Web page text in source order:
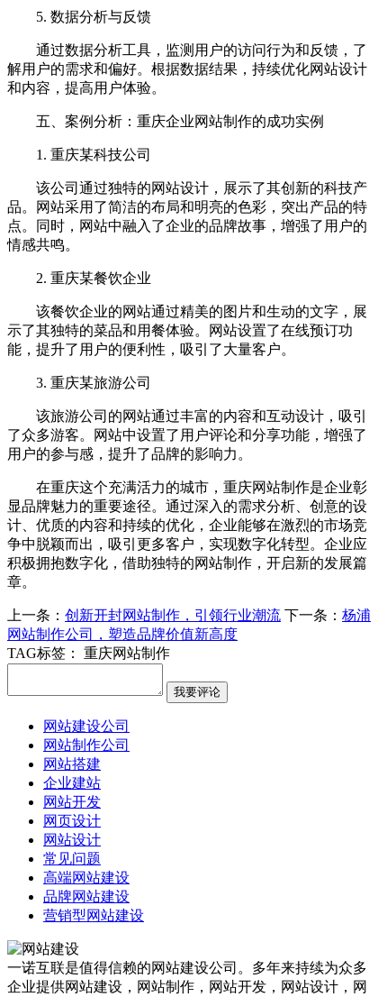
5. 数据分析与反馈
通过数据分析工具，监测用户的访问行为和反馈，了
解用户的需求和偏好。根据数据结果，持续优化网站设计
和内容，提高用户体验。
五、案例分析：重庆企业网站制作的成功实例
1. 重庆某科技公司
该公司通过独特的网站设计，展示了其创新的科技产
品。网站采用了简洁的布局和明亮的色彩，突出产品的特
点。同时，网站中融入了企业的品牌故事，增强了用户的
情感共鸣。
2. 重庆某餐饮企业
该餐饮企业的网站通过精美的图片和生动的文字，展
示了其独特的菜品和用餐体验。网站设置了在线预订功
能，提升了用户的便利性，吸引了大量客户。
3. 重庆某旅游公司
该旅游公司的网站通过丰富的内容和互动设计，吸引
了众多游客。网站中设置了用户评论和分享功能，增强了
用户的参与感，提升了品牌的影响力。
在重庆这个充满活力的城市，重庆网站制作是企业彰
显品牌魅力的重要途径。通过深入的需求分析、创意的设
计、优质的内容和持续的优化，企业能够在激烈的市场竞
争中脱颖而出，吸引更多客户，实现数字化转型。企业应
积极拥抱数字化，借助独特的网站制作，开启新的发展篇
章。
上一条： 创新开封网站制作，引领行业潮流 下一条： 杨浦
网站制作公司，塑造品牌价值新高度
TAG标签：
重庆网站制作
网站建设公司
网站制作公司
网站搭建
企业建站
网站开发
网页设计
网站设计
常见问题
高端网站建设
品牌网站建设
营销型网站建设
一诺互联是值得信赖的网站建设公司。多年来持续为众多
企业提供网站建设，网站制作，网站开发，网站设计，网